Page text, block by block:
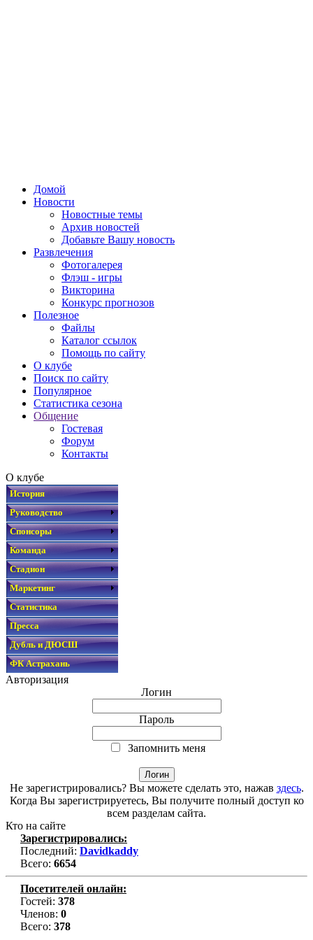
Домой
Новости
Новостные темы
Архив новостей
Добавьте Вашу новость
Развлечения
Фотогалерея
Флэш - игры
Викторина
Конкурс прогнозов
Полезное
Файлы
Каталог ссылок
Помощь по сайту
О клубе
Поиск по сайту
Популярное
Статистика сезона
Общение
Гостевая
Форум
Контакты
О клубе
История
Руководство
Спонсоры
Команда
Стадион
Маркетинг
Статистика
Пресса
Дубль и ДЮСШ
ФК Астрахань
Авторизация
Логин
Пароль
Запомнить меня
Не зарегистрировались? Вы можете сделать это, нажав здесь.
Когда Вы зарегистрируетесь, Вы получите полный доступ ко
всем разделам сайта.
Кто на сайте
Зарегистрировались:
Последний: Davidkaddy
Всего: 6654
Посетителей онлайн:
Гостей: 378
Членов: 0
Всего: 378